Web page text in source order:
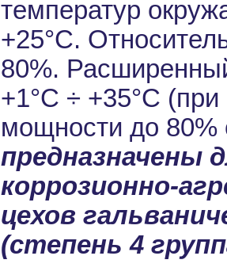
температур
+25°С.
80%.
+1°С ÷ +35°С
мощности до
предназначены
коррозионно-
цехов
(степень 4